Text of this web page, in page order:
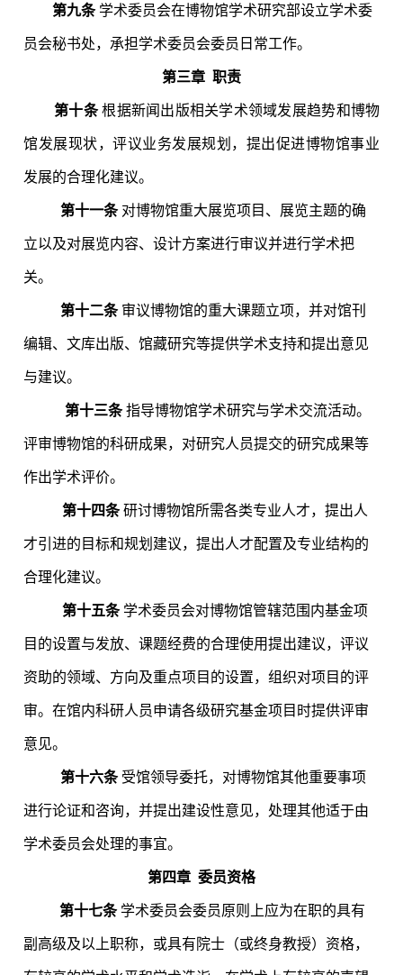
第九条学术委员会在博物馆学术研究部设立学术委
员会秘书处，承担学术委员会委员日常工作。
第三章 职责
第十条 根据新闻出版相关学术领域发展趋势和博物
馆发展现状，评议业务发展规划，提出促进博物馆事业
发展的合理化建议。
第十一条 对博物馆重大展览项目、展览主题的确
立以及对展览内容、设计方案进行审议并进行学术把
关。
第十二条 审议博物馆的重大课题立项，并对馆刊
编辑、文库出版、馆藏研究等提供学术支持和提出意见
与建议。
第十三条 指导博物馆学术研究与学术交流活动。
评审博物馆的科研成果，对研究人员提交的研究成果等
作出学术评价。
第十四条 研讨博物馆所需各类专业人才，提出人
才引进的目标和规划建议，提出人才配置及专业结构的
合理化建议。
第十五条 学术委员会对博物馆管辖范围内基金项
目的设置与发放、课题经费的合理使用提出建议，评议
资助的领域、方向及重点项目的设置，组织对项目的评
审。在馆内科研人员申请各级研究基金项目时提供评审
意见。
第十六条 受馆领导委托，对博物馆其他重要事项
进行论证和咨询，并提出建设性意见，处理其他适于由
学术委员会处理的事宜。
第四章 委员资格
第十七条 学术委员会委员原则上应为在职的具有
副高级及以上职称，或具有院士（或终身教授）资格，